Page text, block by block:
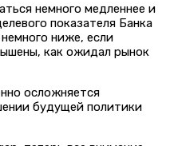
немного медленнее и
показателя Банка
ниже, если
как ожидал рынок
осложняется
будущей политики